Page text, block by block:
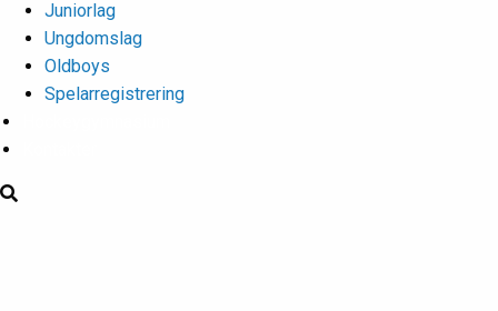
Juniorlag
Ungdomslag
Oldboys
Spelarregistrering